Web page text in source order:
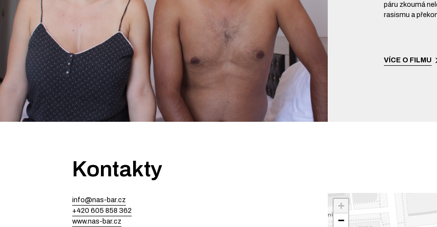
páru zkoumá
rasismu a
VÍCE O FILMU
Kontakty
info@nas-bar.cz
+420 605 858 362
www.nas-bar.cz
+
−